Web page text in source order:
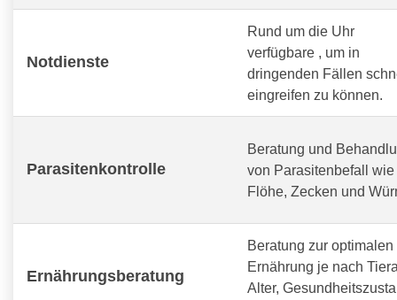
Notdienste
Rund um die Uhr
verfügbare , um in
dringenden Fällen
eingreifen zu können.
Parasitenkontrolle
Beratung und
von Parasitenbefall wie
Flöhe, Zecken und
Ernährungsberatung
Beratung zur optimalen
Ernährung je nach
Alter,